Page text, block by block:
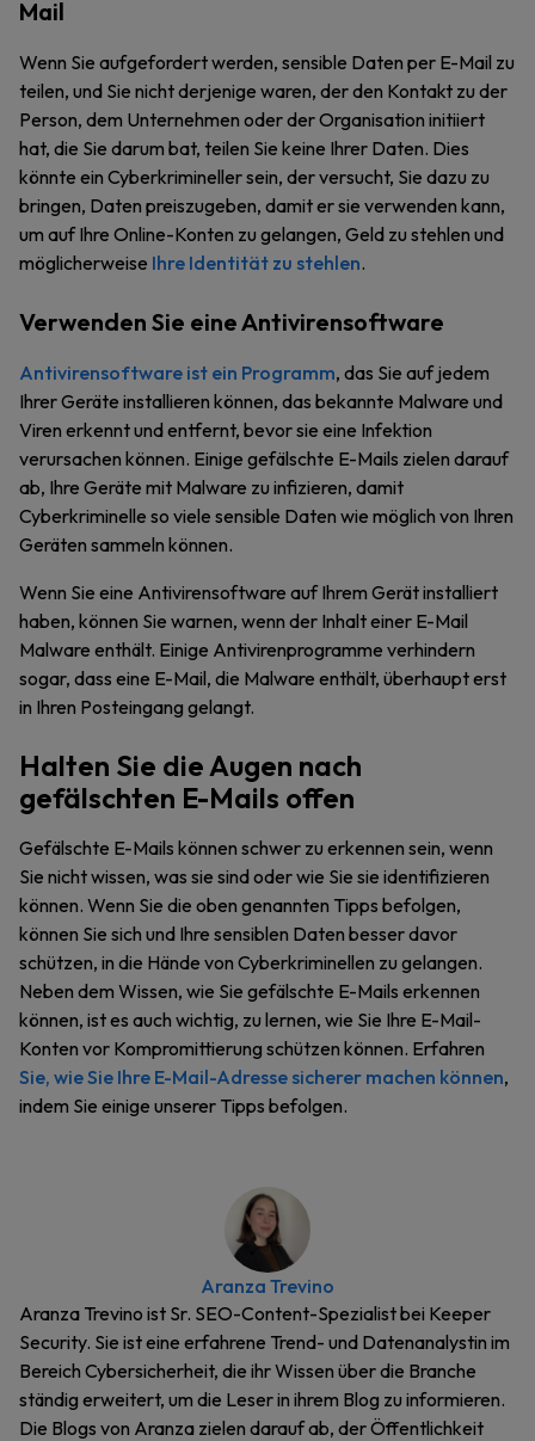
Mail
Wenn Sie aufgefordert werden, sensible Daten per E-Mail zu
teilen, und Sie nicht derjenige waren, der den Kontakt zu der
Person, dem Unternehmen oder der Organisation initiiert
hat, die Sie darum bat, teilen Sie keine Ihrer Daten. Dies
könnte ein Cyberkrimineller sein, der versucht, Sie dazu zu
bringen, Daten preiszugeben, damit er sie verwenden kann,
um auf Ihre Online-Konten zu gelangen, Geld zu stehlen und
möglicherweise Ihre Identität zu stehlen.
Verwenden Sie eine Antivirensoftware
Antivirensoftware ist ein Programm, das Sie auf jedem
Ihrer Geräte installieren können, das bekannte Malware und
Viren erkennt und entfernt, bevor sie eine Infektion
verursachen können. Einige gefälschte E-Mails zielen darauf
ab, Ihre Geräte mit Malware zu infizieren, damit
Cyberkriminelle so viele sensible Daten wie möglich von Ihren
Geräten sammeln können.
Wenn Sie eine Antivirensoftware auf Ihrem Gerät installiert
haben, können Sie warnen, wenn der Inhalt einer E-Mail
Malware enthält. Einige Antivirenprogramme verhindern
sogar, dass eine E-Mail, die Malware enthält, überhaupt erst
in Ihren Posteingang gelangt.
Halten Sie die Augen nach
gefälschten E-Mails offen
Gefälschte E-Mails können schwer zu erkennen sein, wenn
Sie nicht wissen, was sie sind oder wie Sie sie identifizieren
können. Wenn Sie die oben genannten Tipps befolgen,
können Sie sich und Ihre sensiblen Daten besser davor
schützen, in die Hände von Cyberkriminellen zu gelangen.
Neben dem Wissen, wie Sie gefälschte E-Mails erkennen
können, ist es auch wichtig, zu lernen, wie Sie Ihre E-Mail-
Konten vor Kompromittierung schützen können. Erfahren
Sie, wie Sie Ihre E-Mail-Adresse sicherer machen können,
indem Sie einige unserer Tipps befolgen.
Aranza Trevino
Aranza Trevino ist Sr. SEO-Content-Spezialist bei Keeper
Security. Sie ist eine erfahrene Trend- und Datenanalystin im
Bereich Cybersicherheit, die ihr Wissen über die Branche
ständig erweitert, um die Leser in ihrem Blog zu informieren.
Die Blogs von Aranza zielen darauf ab, der Öffentlichkeit